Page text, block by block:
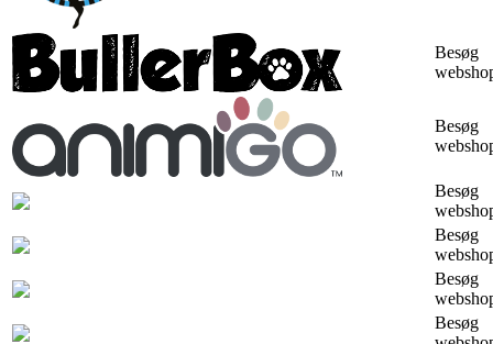
Besøg
Besøg
Besøg
Besøg
Besøg
Besøg